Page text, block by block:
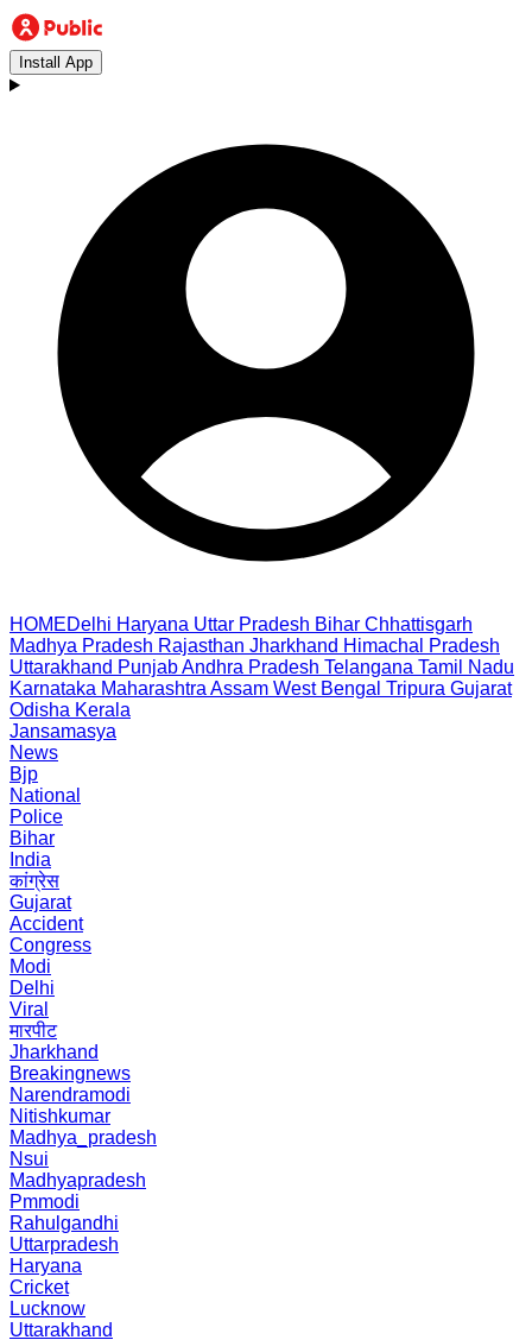
Install App
HOMEDelhi Haryana Uttar Pradesh Bihar Chhattisgarh
Madhya Pradesh Rajasthan Jharkhand Himachal Pradesh
Uttarakhand PunjabAndhra Pradesh Telangana Tamil Nadu
Karnataka Maharashtra Assam West Bengal Tripura Gujarat
Odisha Kerala
Jansamasya
News
Bjp
National
Police
Bihar
India
कांग्रेस
Gujarat
Accident
Congress
Modi
Delhi
Viral
मारपीट
Jharkhand
Breakingnews
Narendramodi
Nitishkumar
Madhya_pradesh
Nsui
Madhyapradesh
Pmmodi
Rahulgandhi
Uttarpradesh
Haryana
Cricket
Lucknow
Uttarakhand